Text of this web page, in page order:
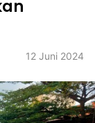
12 Juni 2024